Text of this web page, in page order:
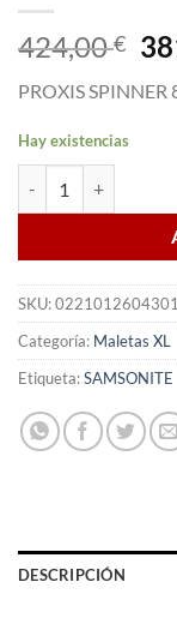
424,00€ El
PROXIS
Hay existencias
SKU:0221012604301
Categoría: Maletas XL
Etiqueta:SAMSONITE
DESCRIPCIÓN